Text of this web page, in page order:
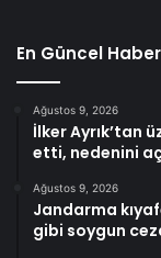
En Güncel
Ağustos 9, 2026
İlker Ayrık’tan
etti, nedenini
Ağustos 9, 2026
Jandarma
gibi soygun